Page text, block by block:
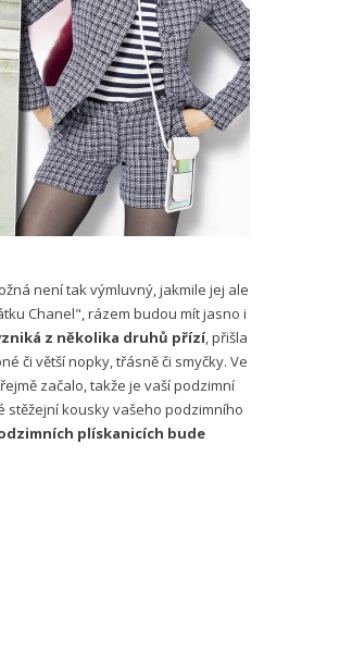
není tak výmluvný, jakmile jej ale
Chanel", rázem budou mít jasno i
z několika druhů přízí, přišla
či větší nopky, třásně či smyčky. Ve
začalo, takže je vaší podzimní
kousky vašeho podzimního
plískanicích bude